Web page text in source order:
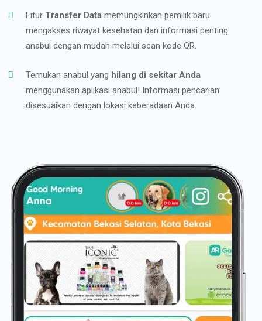
Fitur Transfer Data memungkinkan pemilik baru
mengakses riwayat kesehatan dan informasi penting
anabul dengan mudah melalui scan kode QR.
Temukan anabul yang hilang di sekitar Anda
menggunakan aplikasi anabul! Informasi pencarian
disesuaikan dengan lokasi keberadaan Anda.